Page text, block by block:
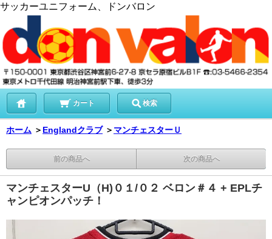
サッカーユニフォーム、ドンバロン
カート 検索
ホーム ＞ Englandクラブ ＞ マンチェスターＵ
前の商品へ 次の商品へ
マンチェスターU（H)０１/０２ ベロン＃４ + EPLチ
ャンピオンパッチ！